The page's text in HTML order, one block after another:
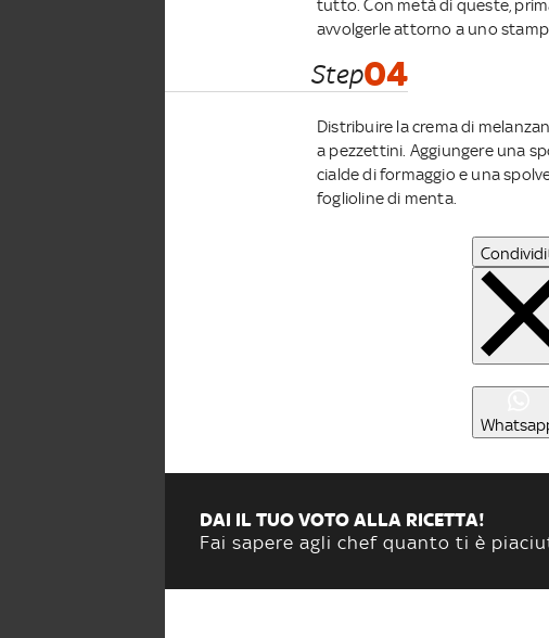
tutto. Con metà di queste,
avvolgerle attorno a uno
Step04
Distribuire la crema di
a pezzettini. Aggiungere una
cialde di formaggio e una
foglioline di menta.
Condividi
DAI IL TUO VOTO ALLA RICETTA!
Fai sapere agli chef quanto ti è